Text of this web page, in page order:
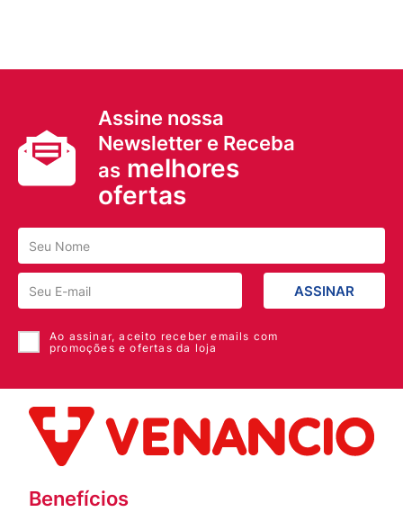
Assine nossa
Newsletter e Receba
as melhores
ofertas
ASSINAR
Ao assinar, aceito receber emails com
promoções e ofertas da loja
Benefícios